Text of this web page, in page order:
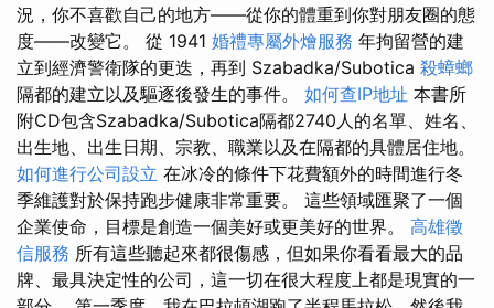
況，你不喜歡自己的地方——從你的體重到你對朋友圈的態
度——改變它。 從 1941 婚禮專屬外燴服務 年拘留營的建
立到經濟警衛隊的更迭，再到 Szabadka/Subotica 殺蟑螂
隔都的建立以及驅逐後發生的事件。 如何查IP地址 本書所
附CD包含Szabadka/Subotica隔都2740人的名單、姓名、
出生地、出生日期、宗教、職業以及在隔都的具體居住地。
如何進行公司設立 在冰冷的條件下花費額外的時間進行冬
季維護對於保持跑步健康非常重要。 這些領域匯聚了一個
企業使命，目標是創造一個美好或更美好的世界。 高雄徵
信服務 所有這些聽起來都很傷感，但如果你看看最大的品
牌、最具決定性的公司，這一切在很大程度上都是現實的一